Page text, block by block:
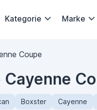
Kategorie Marke
Coupe
Boxster Cayenne